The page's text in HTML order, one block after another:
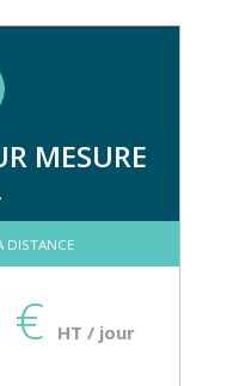
MESURE
DISTANCE
€ HT / jour